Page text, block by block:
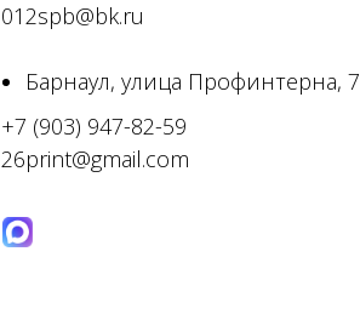
012spb@bk.ru
Барнаул, улица Профинтерна,
+7 (903) 947-82-59
26print@gmail.com